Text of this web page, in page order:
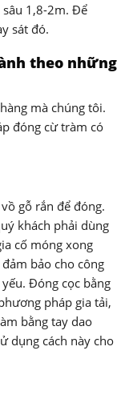
1,8-2m. Để
sát đó.
theo những
mà chúng tôi.
đóng cừ tràm có
gỗ rắn để đóng.
khách phải dùng
cố móng xong
bảo cho công
Đóng cọc bằng
pháp gia tải,
bằng tay dao
dụng cách này cho